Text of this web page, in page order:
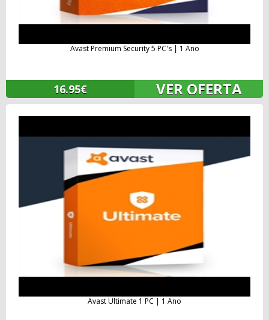
Avast Premium Security 5 PC's | 1 Ano
16.95€ VER OFERTA
Avast Ultimate 1 PC | 1 Ano